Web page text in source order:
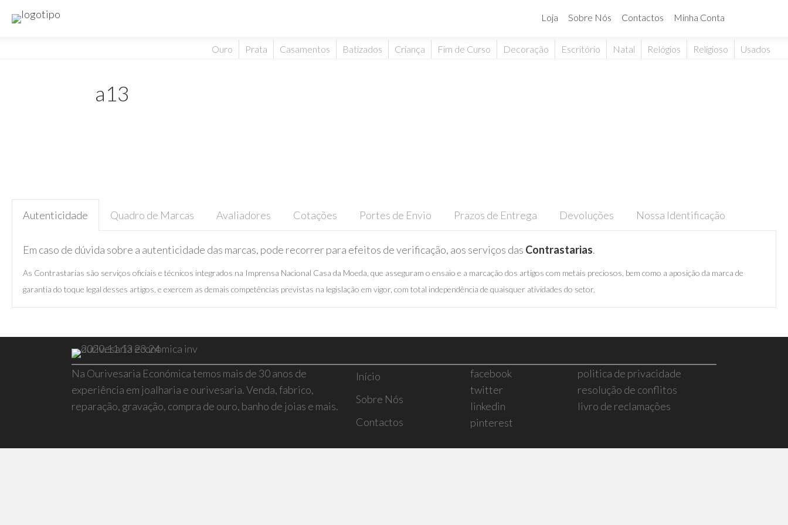
Loja Sobre Nós Contactos Minha Conta
Ouro Prata Casamentos Batizados Criança Fim de Curso Decoração Escritório Natal Relógios Religioso Usados
a13
Autenticidade Quadro de Marcas Avaliadores Cotações Portes de Envio Prazos de Entrega Devoluções Nossa Identificação
Em caso de dúvida sobre a autenticidade das marcas, pode recorrer para efeitos de verificação, aos serviços das Contrastarias.
As Contrastarias são serviços oficiais e técnicos integrados na Imprensa Nacional Casa da Moeda, que asseguram o ensaio e a marcação dos artigos com metais preciosos, bem como a aposição da marca de
garantia do toque legal desses artigos, e exercem as demais competências previstas na legislação em vigor, com total independência de quaisquer atividades do setor.
Na Ourivesaria Económica temos mais de 30 anos de
experiência em joalharia e ourivesaria. Venda, fabrico,
reparação, gravação, compra de ouro, banho de joias e mais.
Início
Sobre Nós
Contactos
facebook
twitter
linkedin
pinterest
politica de privacidade
resolução de conflitos
livro de reclamações